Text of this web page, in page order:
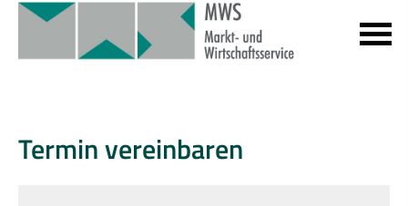
Termin ver­ein­baren